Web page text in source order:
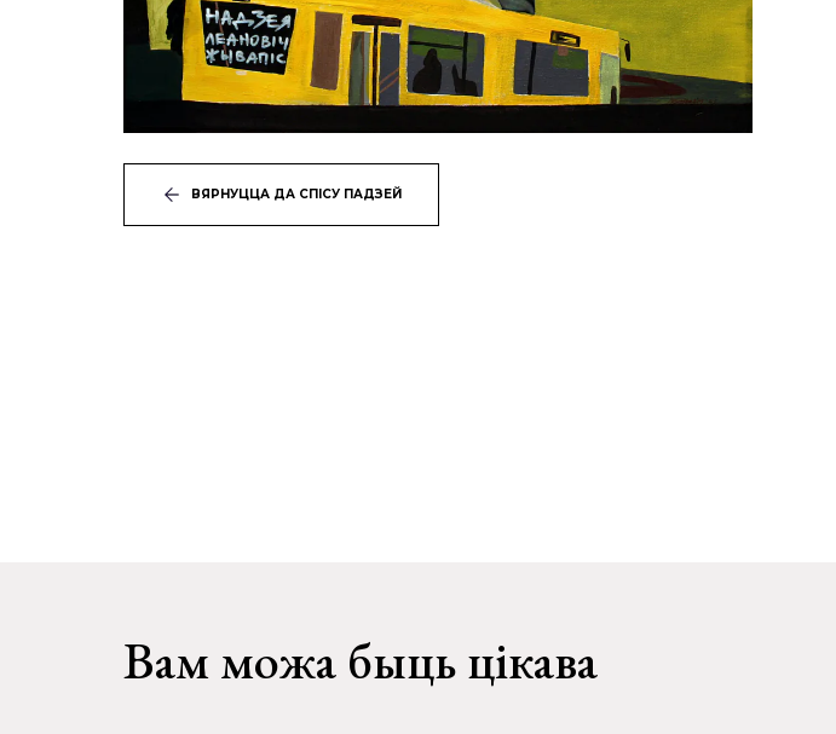
ВЯРНУЦЦА ДА СПІСУ ПАДЗЕЙ
Вам можа быць цікава